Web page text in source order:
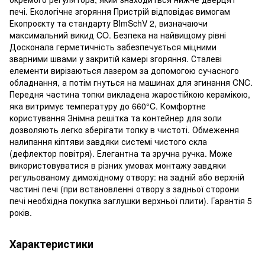
печі. Екологічне згоряння Пристрій відповідає вимогам
Екопроєкту та стандарту BImSchV 2, визначаючи
максимальний викид CO. Безпека на найвищому рівні
Досконала герметичність забезпечується міцними
зварними швами у закритій камері згоряння. Сталеві
елементи вирізаються лазером за допомогою сучасного
обладнання, а потім гнуться на машинах для згинання CNC.
Передня частина топки викладена жаростійкою керамікою,
яка витримує температуру до 660°C. Комфортне
користування Знімна решітка та контейнер для золи
дозволяють легко зберігати топку в чистоті. Обмеження
налипання кіптяви завдяки системі чистого скла
(дефлектор повітря). Елегантна та зручна ручка. Може
використовуватися в різних умовах монтажу завдяки
регульованому димохідному отвору: на задній або верхній
частині печі (при встановленні отвору з задньої сторони
печі необхідна покупка заглушки верхньої плити). Гарантія 5
років.
Характеристики